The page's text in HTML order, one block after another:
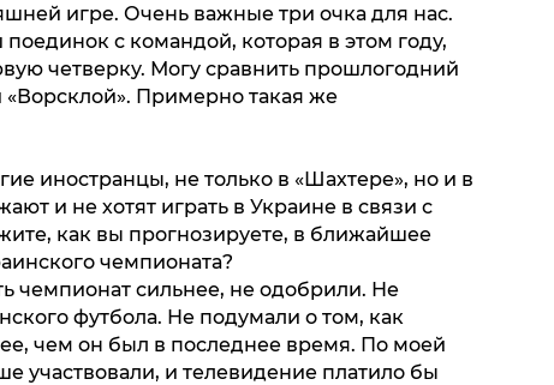
игре. Очень важные три очка для нас.
с командой, которая в этом году,
четверку. Могу сравнить прошлогодний
Примерно такая же
иностранцы, не только в «Шахтере», но и в
и не хотят играть в Украине в связи с
как вы прогнозируете, в ближайшее
чемпионата?
чемпионат сильнее, не одобрили. Не
футбола. Не подумали о том, как
чем он был в последнее время. По моей
участвовали, и телевидение платило бы